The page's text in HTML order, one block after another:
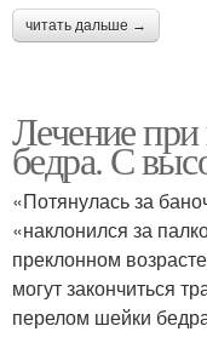
читать дальше →
Лечение
бедра. С
«Потянулась за
«наклонился за
преклонном
могут закончиться
перелом шейки